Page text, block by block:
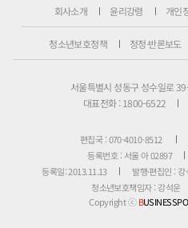
회사소개 윤리강령 개인
청소년보호정책 정정·반론보도
서울특별시 성동구 성수일로
대표전화 : 1800-6522
편집국 : 070-4010-8512
등록번호 : 서울 아 02897
등록일: 2013.11.13
발행·편집인 :
청소년보호책임자 : 강석운
Copyright ⓒB